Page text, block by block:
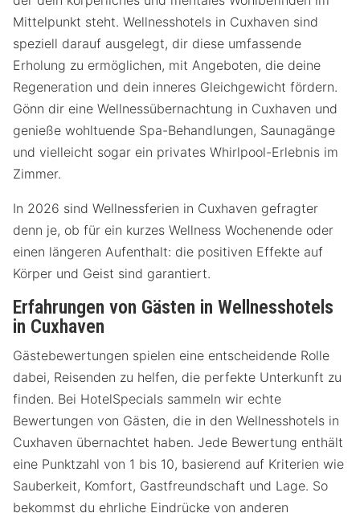
Mittelpunkt steht. Wellnesshotels in Cuxhaven sind
speziell darauf ausgelegt, dir diese umfassende
Erholung zu ermöglichen, mit Angeboten, die deine
Regeneration und dein inneres Gleichgewicht fördern.
Gönn dir eine Wellnessübernachtung in Cuxhaven und
genieße wohltuende Spa-Behandlungen, Saunagänge
und vielleicht sogar ein privates Whirlpool-Erlebnis im
Zimmer.
In 2026 sind Wellnessferien in Cuxhaven gefragter
denn je, ob für ein kurzes Wellness Wochenende oder
einen längeren Aufenthalt: die positiven Effekte auf
Körper und Geist sind garantiert.
Erfahrungen von Gästen in Wellnesshotels
in Cuxhaven
Gästebewertungen spielen eine entscheidende Rolle
dabei, Reisenden zu helfen, die perfekte Unterkunft zu
finden. Bei HotelSpecials sammeln wir echte
Bewertungen von Gästen, die in den Wellnesshotels in
Cuxhaven übernachtet haben. Jede Bewertung enthält
eine Punktzahl von 1 bis 10, basierend auf Kriterien wie
Sauberkeit, Komfort, Gastfreundschaft und Lage. So
bekommst du ehrliche Eindrücke von anderen